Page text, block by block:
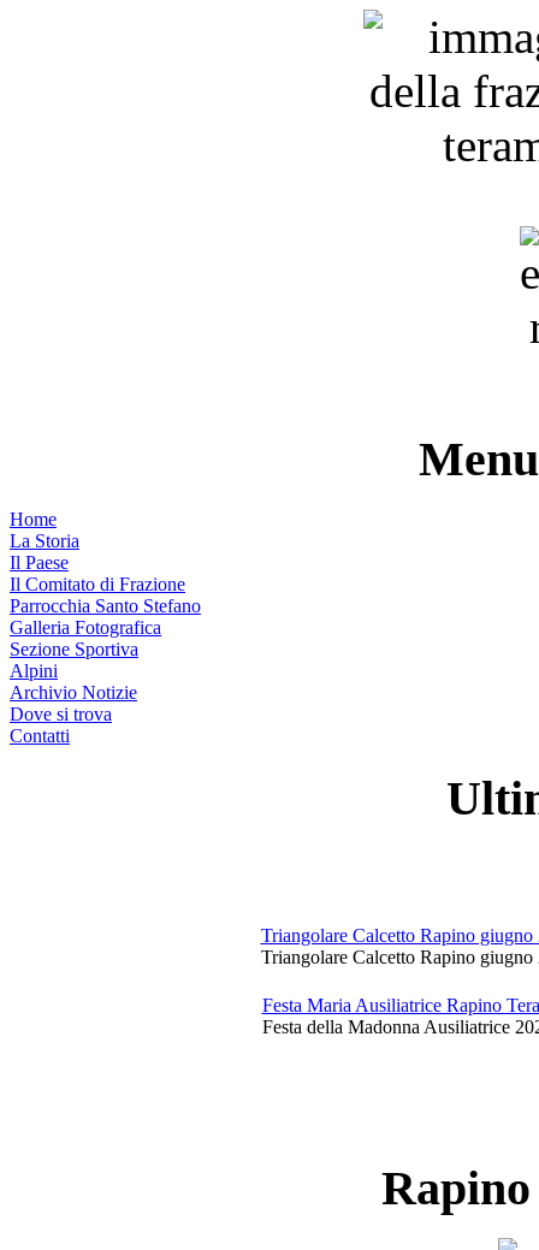
Home
La Storia
Il Paese
Il Comitato di Frazione
Parrocchia Santo Stefano
Galleria Fotografica
Sezione Sportiva
Alpini
Archivio Notizie
Dove si trova
Contatti
Triangolare Calcetto Rapino giugno
Triangolare Calcetto Rapino giugno
Festa Maria Ausiliatrice Rapino
Festa della Madonna Ausiliatrice
Rapino